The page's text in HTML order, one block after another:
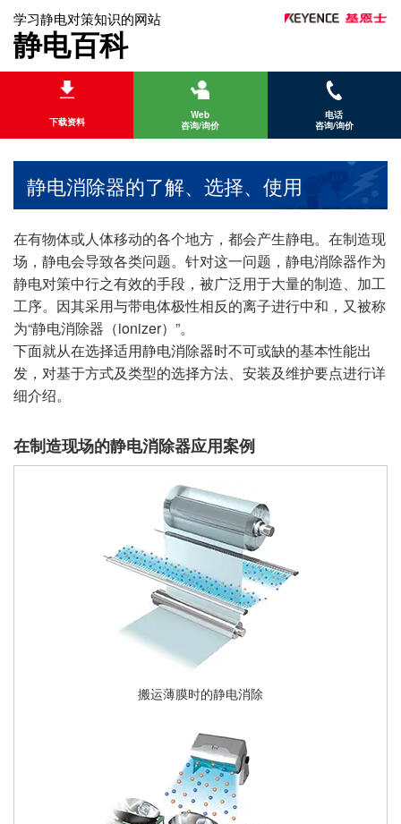
学习静电对策知识的网站
静电百科
下载资料
Web
咨询/询价
电话
咨询/询价
静电消除器的了解、选择、使用
在有物体或人体移动的各个地方，都会产生静电。在制造现
场，静电会导致各类问题。针对这一问题，静电消除器作为
静电对策中行之有效的手段，被广泛用于大量的制造、加工
工序。因其采用与带电体极性相反的离子进行中和，又被称
为“静电消除器（ionizer）”。
下面就从在选择适用静电消除器时不可或缺的基本性能出
发，对基于方式及类型的选择方法、安装及维护要点进行详
细介绍。
在制造现场的静电消除器应用案例
搬运薄膜时的静电消除